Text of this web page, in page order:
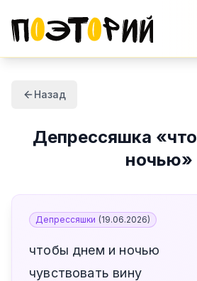
Назад
Депрессяшка «
ночью»
Депрессяшки (19.06.2026)
чтобы днем и ночью
чувствовать вину